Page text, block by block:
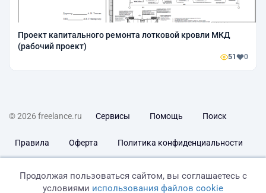
Проект капитального ремонта лотковой кровли МКД
(рабочий проект)
51 0
© 2026 freelance.ru Сервисы Помощь Поиск
Правила Оферта Политика конфиденциальности
Продолжая пользоваться сайтом, вы соглашаетесь с
условиями использования файлов cookie